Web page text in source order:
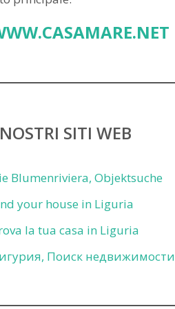
SITI WEB
Blumenriviera, Objektsuche
your house in Liguria
la tua casa in Liguria
Поиск недвижимости